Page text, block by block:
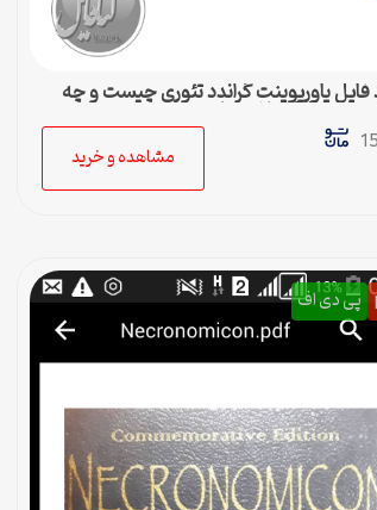
فایل پاورپوینت گراندد تئوری چیست و چه
– 36 اسلاید جامع
مشاهده و خرید
پی دی اف